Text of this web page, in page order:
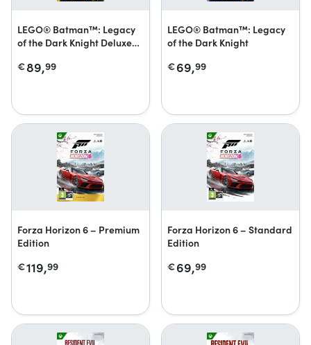
LEGO® Batman™: Legacy
of the Dark Knight Deluxe
€89,99
LEGO® Batman™: Legacy
of the Dark Knight
€69,99
Forza Horizon 6 – Premium
Edition
€119,99
Forza Horizon 6 – Standard
Edition
€69,99